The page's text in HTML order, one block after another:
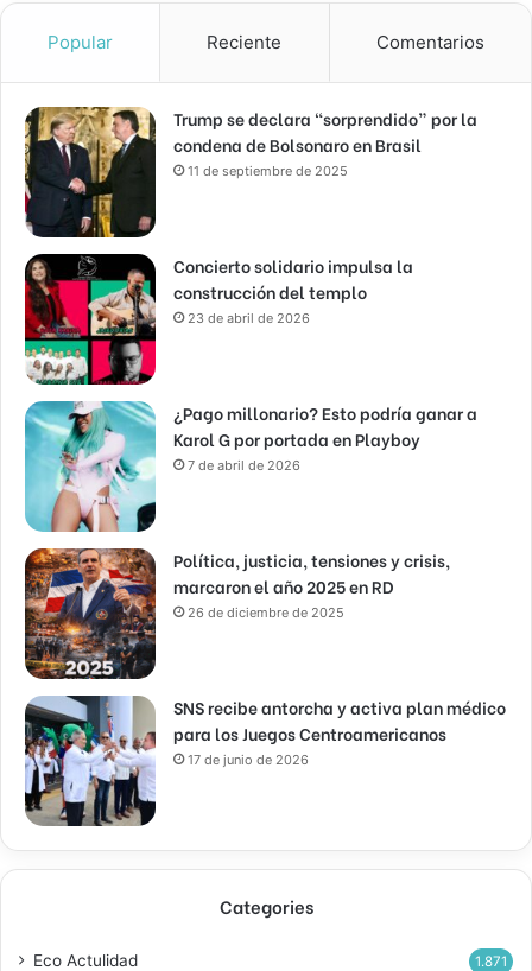
Popular Reciente Comentarios
Trump se declara “sorprendido” por la
condena de Bolsonaro en Brasil
11 de septiembre de 2025
Concierto solidario impulsa la
construcción del templo
23 de abril de 2026
¿Pago millonario? Esto podría ganar a
Karol G por portada en Playboy
7 de abril de 2026
Política, justicia, tensiones y crisis,
marcaron el año 2025 en RD
26 de diciembre de 2025
SNS recibe antorcha y activa plan médico
para los Juegos Centroamericanos
17 de junio de 2026
Categories
Eco Actulidad 1.871